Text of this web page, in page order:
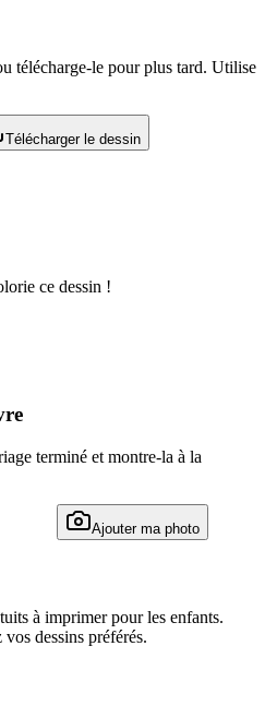
télécharge-le pour plus tard. Utilise
Télécharger le dessin
ce dessin !
terminé et montre-la à la
Ajouter ma photo
à imprimer pour les enfants.
dessins préférés.